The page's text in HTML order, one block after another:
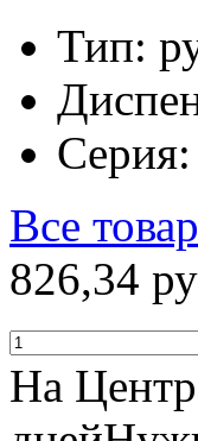
Тип:
Все
826,34
На